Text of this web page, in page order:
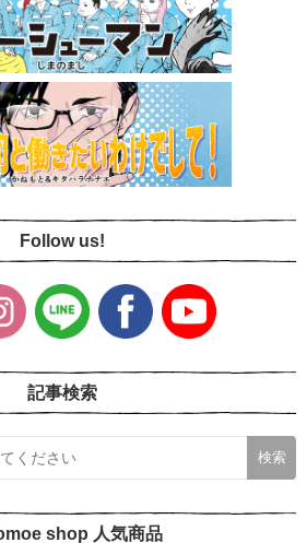
Follow us!
記事検索
shop 人気商品